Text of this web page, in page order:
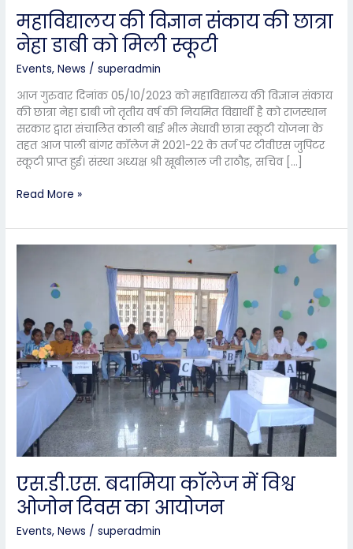
महाविद्यालय की विज्ञान संकाय की छात्रा
नेहा डाबी को मिली स्कूटी
Events,News /superadmin
आज गुरुवार दिनांक 05/10/2023 को महाविद्यालय की विज्ञान संकाय
की छात्रा नेहा डाबी जो तृतीय वर्ष की नियमित विद्यार्थी है को राजस्थान
सरकार द्वारा संचालित काली बाई भील मेधावी छात्रा स्कूटी योजना के
तहत आज पाली बांगर कॉलेज में 2021-22 के तर्ज पर टीवीएस जुपिटर
स्कूटी प्राप्त हुई। संस्था अध्यक्ष श्री खूबीलाल जी राठौड़, सचिव […]
Read More »
एस.डी.एस. बदामिया कॉलेज में विश्व
ओजोन दिवस का आयोजन
Events,News /superadmin
विश्व
ओजोन
दिवस
का
आयोजन